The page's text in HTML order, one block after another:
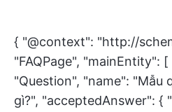
{ "@context": "http://
"FAQPage", "mainEntity":
"Question", "name": "Mẫu
gì?", "acceptedAnswer": {